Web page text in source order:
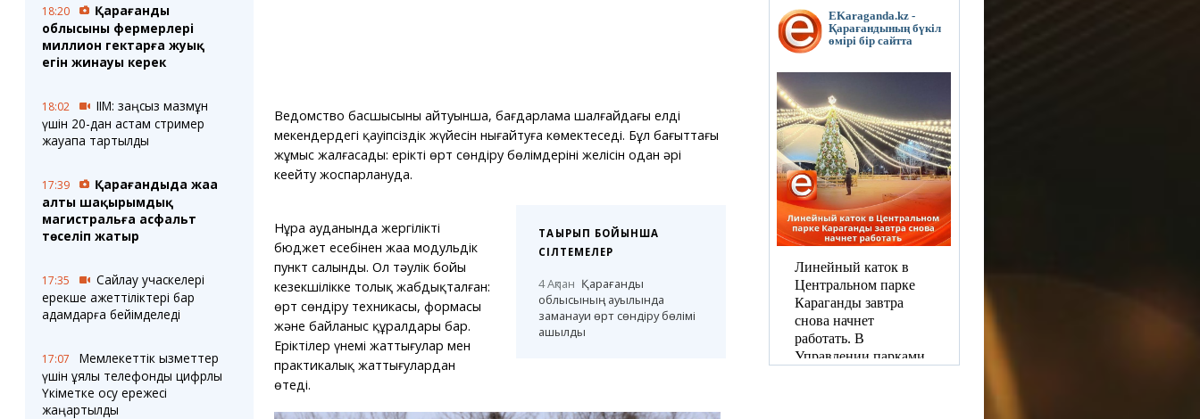
18:20
Қарағанды
облысының фермерлері
миллион гектарға жуық
егін жинауы керек
18:02
ІІМ: заңсыз мазмұн
үшін 20-дан астам стример
жауапқа тартылды
17:39
Қарағандыда жаңа
алты шақырымдық
магистральға асфальт
төселіп жатыр
17:35
Сайлау учаскелері
ерекше қажеттіліктері бар
адамдарға бейімделеді
17:07
Мемлекеттік қызметтер
үшін ұялы телефонды цифрлық
Үкіметке қосу ережесі
жаңартылды
Ведомство басшысының айтуынша, бағдарлама шалғайдағы елді
мекендердегі қауіпсіздік жүйесін нығайтуға көмектеседі. Бұл бағыттағы
жұмыс жалғасады: ерікті өрт сөндіру бөлімдерінің желісін одан әрі
кеңейту жоспарлануда.
ТАҚЫРЫП БОЙЫНША
СІЛТЕМЕЛЕР
4 Ақпан Қарағанды
облысының ауылында
заманауи өрт сөндіру бөлімі
ашылды
Нұра ауданында жергілікті
бюджет есебінен жаңа модульдік
пункт салынды. Ол тәулік бойы
кезекшілікке толық жабдықталған:
өрт сөндіру техникасы, формасы
және байланыс құралдары бар.
Еріктілер үнемі жаттығулар мен
практикалық жаттығулардан
өтеді.
EKaraganda.kz -
Қарағандының бүкіл
өмірі бір сайтта